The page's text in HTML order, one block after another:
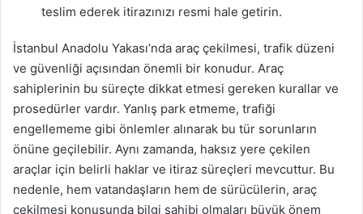
teslim ederek itirazınızı resmi hale getirin.
İstanbul Anadolu Yakası’nda araç çekilmesi, trafik düzeni
ve güvenliği açısından önemli bir konudur. Araç
sahiplerinin bu süreçte dikkat etmesi gereken kurallar ve
prosedürler vardır. Yanlış park etmeme, trafiği
engellememe gibi önlemler alınarak bu tür sorunların
önüne geçilebilir. Aynı zamanda, haksız yere çekilen
araçlar için belirli haklar ve itiraz süreçleri mevcuttur. Bu
nedenle, hem vatandaşların hem de sürücülerin, araç
çekilmesi konusunda bilgi sahibi olmaları büyük önem